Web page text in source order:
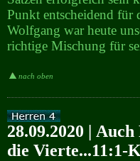
Punkt entscheidend für
Wolfgang war heute
richtige Mischung für
nach oben
28.09.2020 |
die Vierte...11:1-